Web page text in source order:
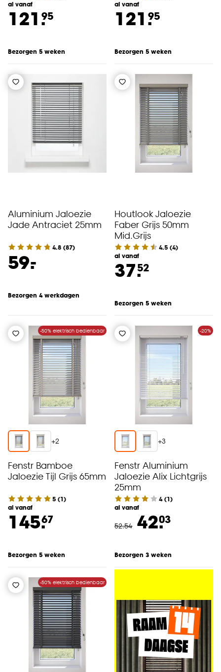
al vanaf
121.95
Bezorgen 5 weken
al vanaf
121.95
Bezorgen 5 weken
Aluminium Jaloezie
Jade Antraciet 25mm
4.8 (87)
59.
-
Bezorgen 4 werkdagen
Houtlook Jaloezie
Faber Grijs 50mm
Mid.Grijs
4.5 (4)
al vanaf
37.52
Bezorgen 5 weken
-50% elektrisch bedienbaar
+2
Fenstr Bamboe
Jaloezie Tijl Grijs 65mm
5 (1)
al vanaf
145.67
Bezorgen 5 weken
-20%
+3
Fenstr Aluminium
Jaloezie Alix Lichtgrijs
25mm
4(1)
al vanaf
52.54 42.03
Bezorgen 3 weken
-50% elektrisch bedienbaar